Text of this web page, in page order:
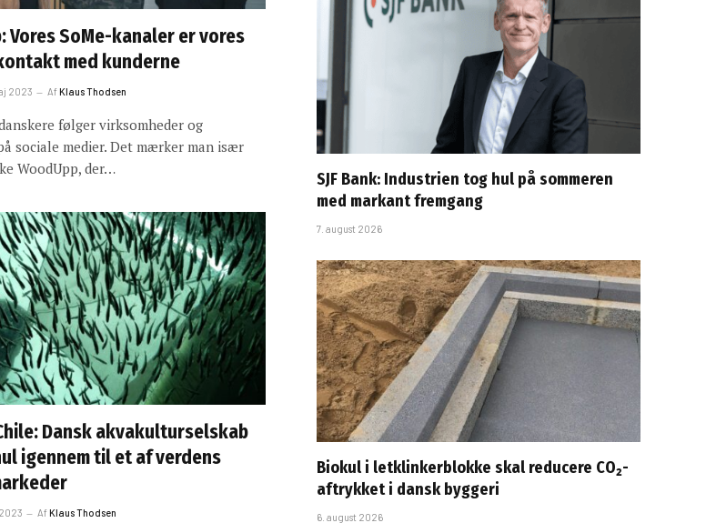
Vores SoMe-kanaler er vores
med kunderne
2023 AfKlaus Thodsen
følger virksomheder og
sociale medier. Det mærker man især
WoodUpp, der…
Dansk akvakulturselskab
igennem til et af verdens
AfKlaus Thodsen
SJF Bank: Industrien tog hul på sommeren
med markant fremgang
7. august 2026
Biokul i letklinkerblokke skal reducere CO₂-
aftrykket i dansk byggeri
6. august 2026